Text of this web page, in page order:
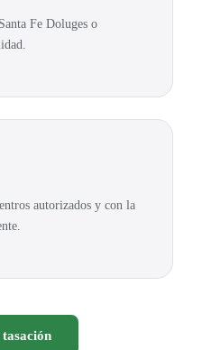
Fe Doluges o
autorizados y con la